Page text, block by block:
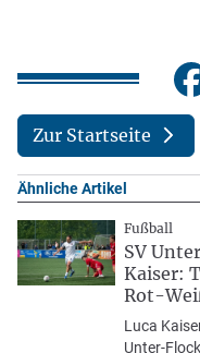
Zur Startseite
Ähnliche Artikel
Fußball
SV
Kaiser:
Rot-
Luca
Unter-